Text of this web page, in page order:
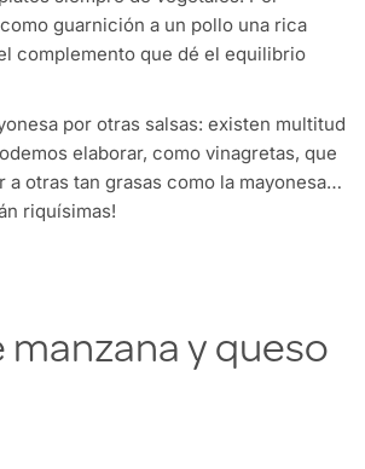
guarnición a un pollo una rica
complemento que dé el equilibrio
por otras salsas: existen multitud
elaborar, como vinagretas, que
a otras tan grasas como la mayonesa…
riquísimas!
manzana y queso